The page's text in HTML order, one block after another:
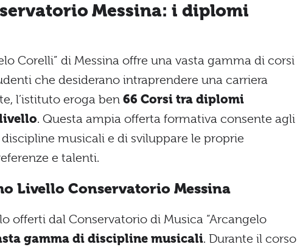
Messina: i diplomi
Corelli” di Messina offre una vasta gamma di corsi
che desiderano intraprendere una carriera
l’istituto eroga ben 66 Corsi tra diplomi
. Questa ampia offerta formativa consente agli
musicali e di sviluppare le proprie
e talenti.
Livello Conservatorio Messina
offerti dal Conservatorio di Musica “Arcangelo
gamma di discipline musicali. Durante il corso